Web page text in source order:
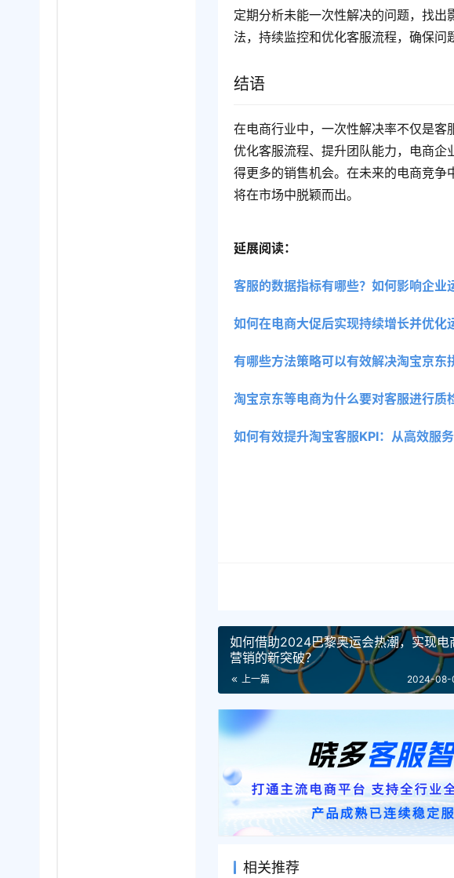
定期分析未能一次性解决的问题，找
法，持续监控和优化客服流程，确保问
结语
在电商行业中，一次性解决率不仅是
优化客服流程、提升团队能力，电商
得更多的销售机会。在未来的电商竞
将在市场中脱颖而出。
延展阅读：
客服的数据指标有哪些？如何影响企业
如何在电商大促后实现持续增长并优化
有哪些方法策略可以有效解决淘宝京
淘宝京东等电商为什么要对客服进行质
如何有效提升淘宝客服KPI：从高效服
如何借助2024巴黎奥运会热潮，实现电
营销的新突破？
上一篇 2024-08-
相关推荐